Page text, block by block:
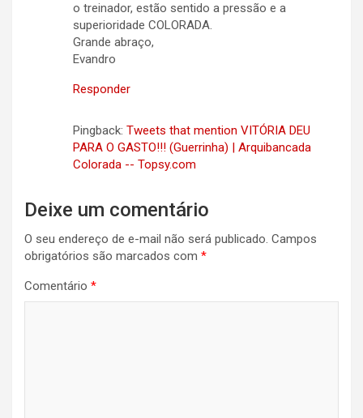
o treinador, estão sentido a pressão e a
superioridade COLORADA.
Grande abraço,
Evandro
Responder
Pingback: Tweets that mention VITÓRIA DEU
PARA O GASTO!!! (Guerrinha) | Arquibancada
Colorada -- Topsy.com
Deixe um comentário
O seu endereço de e-mail não será publicado. Campos
obrigatórios são marcados com *
Comentário *